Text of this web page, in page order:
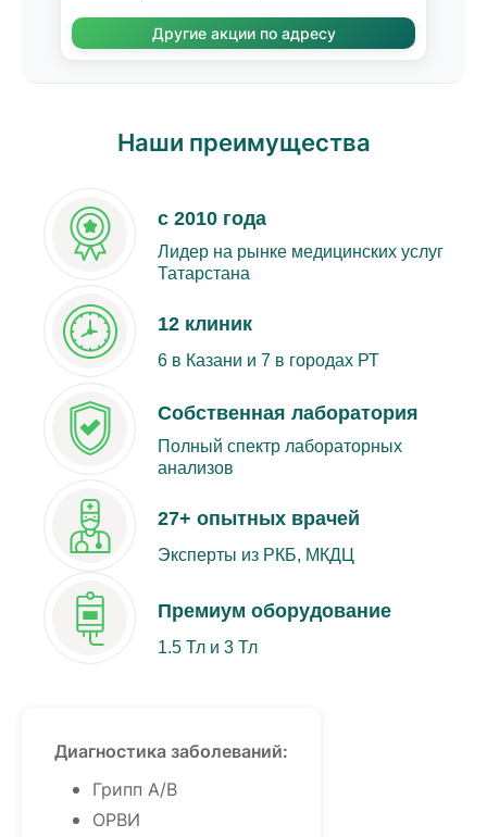
Другие акции по адресу
Наши преимущества
с 2010 года
Лидер на рынке медицинских услуг
Татарстана
12 клиник
6 в Казани и 7 в городах РТ
Собственная лаборатория
Полный спектр лабораторных
анализов
27+ опытных врачей
Эксперты из РКБ, МКДЦ
Премиум оборудование
1.5 Тл и 3 Тл
Диагностика заболеваний:
Грипп A/B
ОРВИ